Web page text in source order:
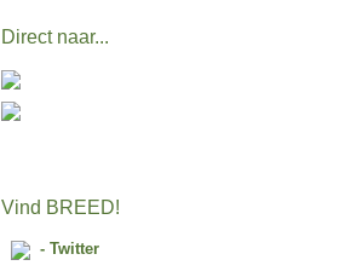
Direct naar...
Vind BREED!
- Twitter